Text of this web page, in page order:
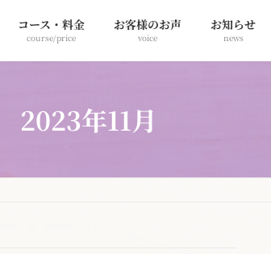
コース・料金
course/price
お客様のお声
voice
お知らせ
news
2023年11月